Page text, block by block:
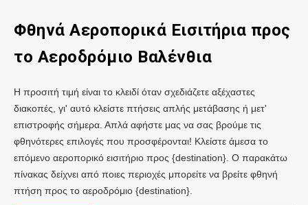
Φθηνά Αεροπορικά Εισιτήρια προς
το Αεροδρόμιο Βαλένθια
Η προσιτή τιμή είναι το κλειδί όταν σχεδιάζετε αξέχαστες
διακοπές, γι' αυτό κλείστε πτήσεις απλής μετάβασης ή μετ'
επιστροφής σήμερα. Απλά αφήστε μας να σας βρούμε τις
φθηνότερες επιλογές που προσφέρονται! Κλείστε άμεσα το
επόμενο αεροπορικό εισιτήριο προς {destination}. Ο παρακάτω
πίνακας δείχνει από ποιες περιοχές μπορείτε να βρείτε φθηνή
πτήση προς το αεροδρόμιο {destination}.